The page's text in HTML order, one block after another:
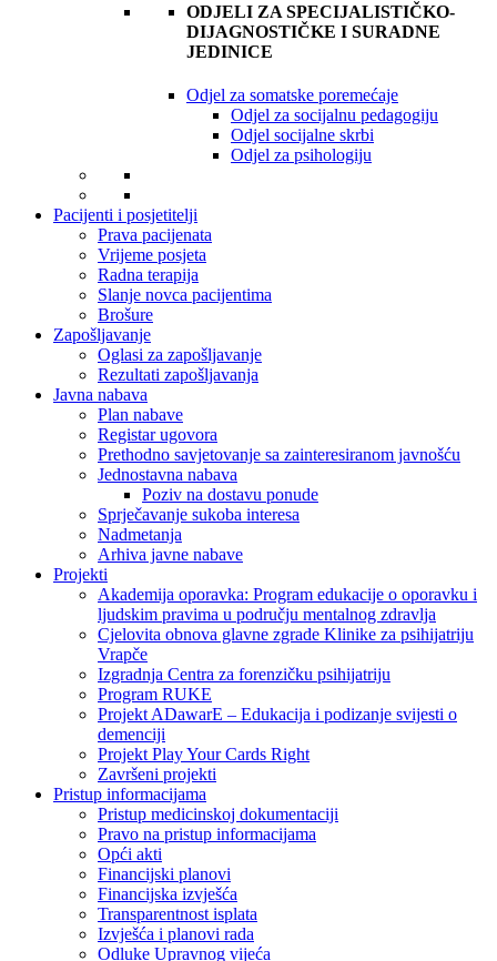
ODJELI ZA SPECIJALISTIČKO-
DIJAGNOSTIČKE I SURADNE
JEDINICE
Odjel za somatske poremećaje
Odjel za socijalnu pedagogiju
Odjel socijalne skrbi
Odjel za psihologiju
Pacijenti i posjetitelji
Prava pacijenata
Vrijeme posjeta
Radna terapija
Slanje novca pacijentima
Brošure
Zapošljavanje
Oglasi za zapošljavanje
Rezultati zapošljavanja
Javna nabava
Plan nabave
Registar ugovora
Prethodno savjetovanje sa zainteresiranom javnošću
Jednostavna nabava
Poziv na dostavu ponude
Sprječavanje sukoba interesa
Nadmetanja
Arhiva javne nabave
Projekti
Akademija oporavka: Program edukacije o oporavku i
ljudskim pravima u području mentalnog zdravlja
Cjelovita obnova glavne zgrade Klinike za psihijatriju
Vrapče
Izgradnja Centra za forenzičku psihijatriju
Program RUKE
Projekt ADawarE – Edukacija i podizanje svijesti o
demenciji
Projekt Play Your Cards Right
Završeni projekti
Pristup informacijama
Pristup medicinskoj dokumentaciji
Pravo na pristup informacijama
Opći akti
Financijski planovi
Financijska izvješća
Transparentnost isplata
Izvješća i planovi rada
Odluke Upravnog vijeća